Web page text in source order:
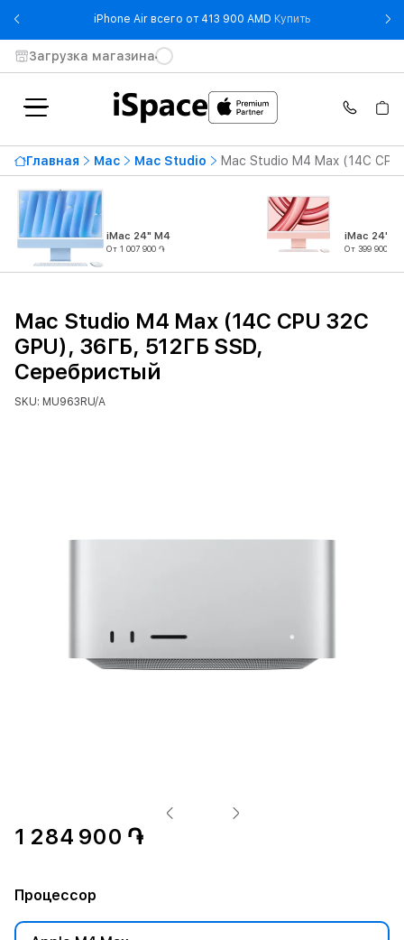
iPhone Air всего от 413 900 AMD Купить- iPhone Air
Загрузка магазина
Главная Mac Mac Studio Mac Studio M4 Max (14C
iMac 24" M4
От 1 007 900 ֏
iMac 24"
От 399 900 ֏
Mac Studio M4 Max (14C CPU 32C
GPU), 36ГБ, 512ГБ SSD,
Серебристый
SKU: MU963RU/A
1 284 900 ֏
Процессор